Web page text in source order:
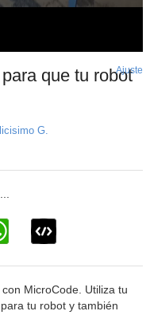
que tu robot
Ajuste
G.
MicroCode. Utiliza tu
tu robot y también